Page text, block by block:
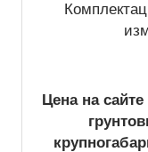
Цена на